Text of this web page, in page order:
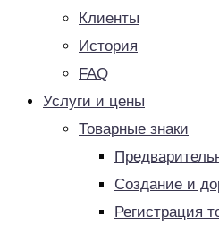
Клиенты
История
FAQ
Услуги и цены
Товарные знаки
Создание и
Регистрация